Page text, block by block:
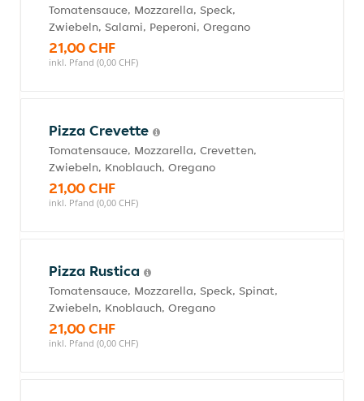
Tomatensauce, Mozzarella, Speck,
Zwiebeln, Salami, Peperoni, Oregano
21,00 CHF
inkl. Pfand (0,00 CHF)
Pizza Crevette
Tomatensauce, Mozzarella, Crevetten,
Zwiebeln, Knoblauch, Oregano
21,00 CHF
inkl. Pfand (0,00 CHF)
Pizza Rustica
Tomatensauce, Mozzarella, Speck, Spinat,
Zwiebeln, Knoblauch, Oregano
21,00 CHF
inkl. Pfand (0,00 CHF)